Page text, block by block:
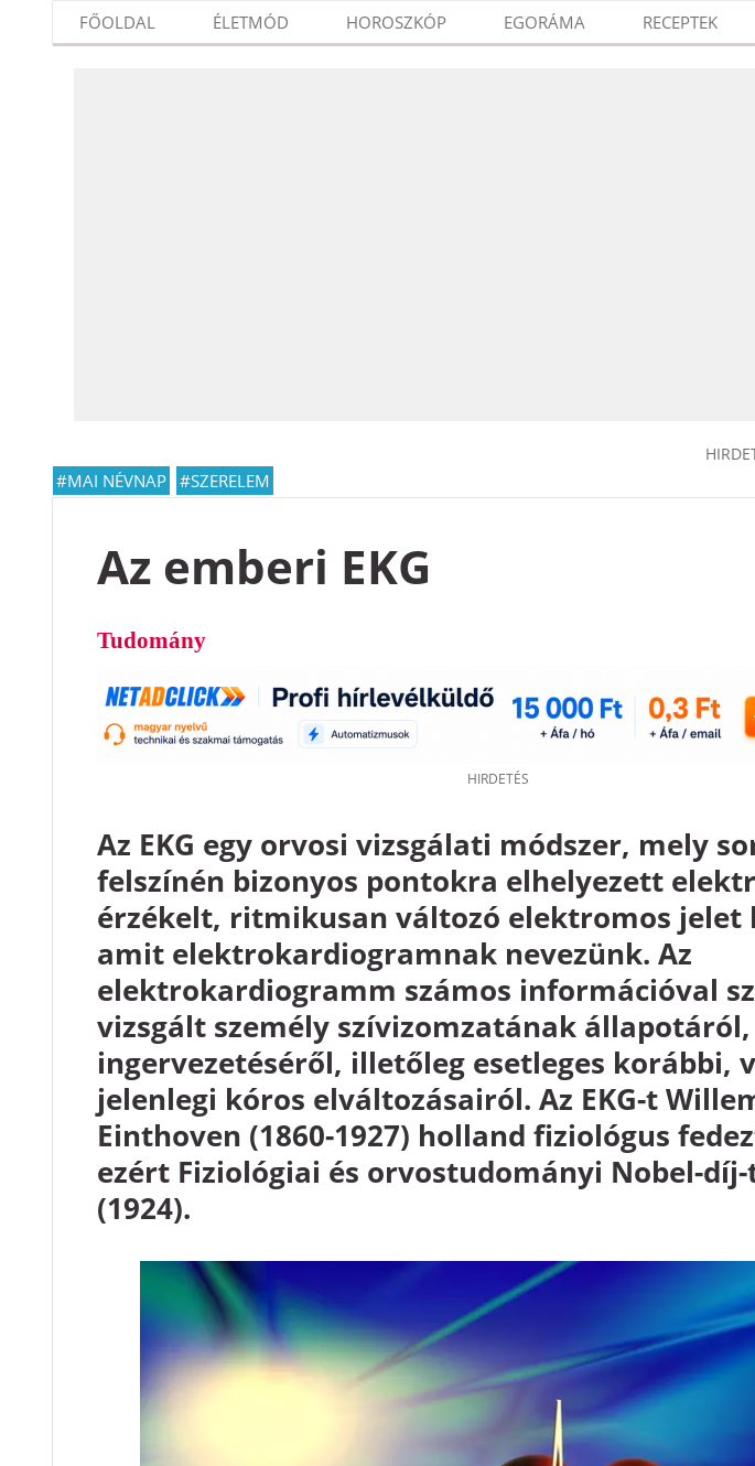
FŐOLDAL ÉLETMÓD HOROSZKÓP EGORÁMA RECEPTEK
Az emberi EKG
Tudomány
Az EKG egy orvosi vizsgálati módszer, mely
felszínén bizonyos pontokra elhelyezett
érzékelt, ritmikusan változó elektromos jelet
amit elektrokardiogramnak nevezünk. Az
elektrokardiogramm számos információval
vizsgált személy szívizomzatának
ingervezetéséről, illetőleg esetleges korábbi,
jelenlegi kóros elváltozásairól. Az EKG-t
Einthoven (1860-1927) holland fiziológus
ezért Fiziológiai és orvostudományi Nobel-
(1924).